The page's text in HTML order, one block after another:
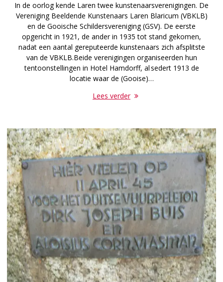
In de oorlog kende Laren twee kunstenaarsverenigingen. De
Vereniging Beeldende Kunstenaars Laren Blaricum (VBKLB)
en de Gooische Schildersvereniging (GSV). De eerste
opgericht in 1921, de ander in 1935 tot stand gekomen,
nadat een aantal gereputeerde kunstenaars zich afsplitste
van de VBKLB.Beide verenigingen organiseerden hun
tentoonstellingen in Hotel Hamdorff, al sedert 1913 de
locatie waar de (Gooise)…
Lees verder